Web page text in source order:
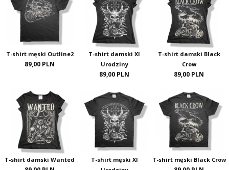
T-shirt męski Outline2
89,00 PLN
T-shirt damski XI
Urodziny
89,00 PLN
T-shirt damski Black
Crow
89,00 PLN
T-shirt damski Wanted
T-shirt męski XI
T-shirt męski Black Crow